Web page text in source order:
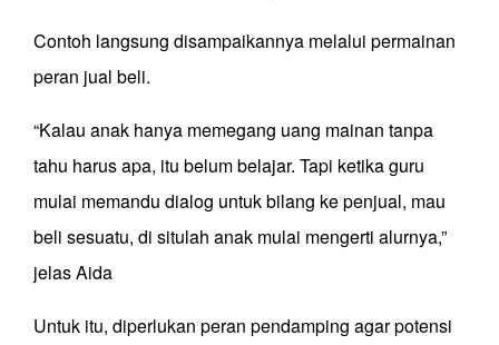
Contoh langsung disampaikannya melalui permainan
peran jual beli.
“Kalau anak hanya memegang uang mainan tanpa
tahu harus apa, itu belum belajar. Tapi ketika guru
mulai memandu dialog untuk bilang ke penjual, mau
beli sesuatu, di situlah anak mulai mengerti alurnya,”
jelas Aida
Untuk itu, diperlukan peran pendamping agar potensi